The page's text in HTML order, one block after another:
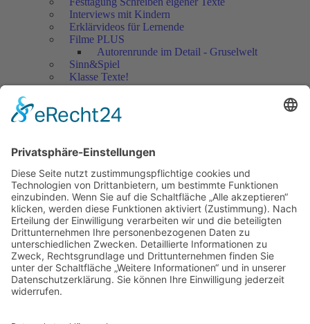
Interviews mit Kindern
Erklärvideos für Lernende
Filme PLUS
Autorenrunde im Detail - Gruselwelt
Sinn&Spiel
Klasse Texte!
Filmausschnitte Grundschule
Jedes Kind wertschätzen!
Artikel
Artikel 2018
Artikel 2017
Artikel 2016
Artikel 2015
Artikel 2014
Artikel 2013
Artikel 2012
Artikel bis 2011
Artikel zum Download - Religion
Artikel zum Download